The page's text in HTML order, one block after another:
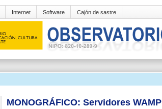
Internet Software Cajón de sastre
MONOGRÁFICO: Servidores WAMP